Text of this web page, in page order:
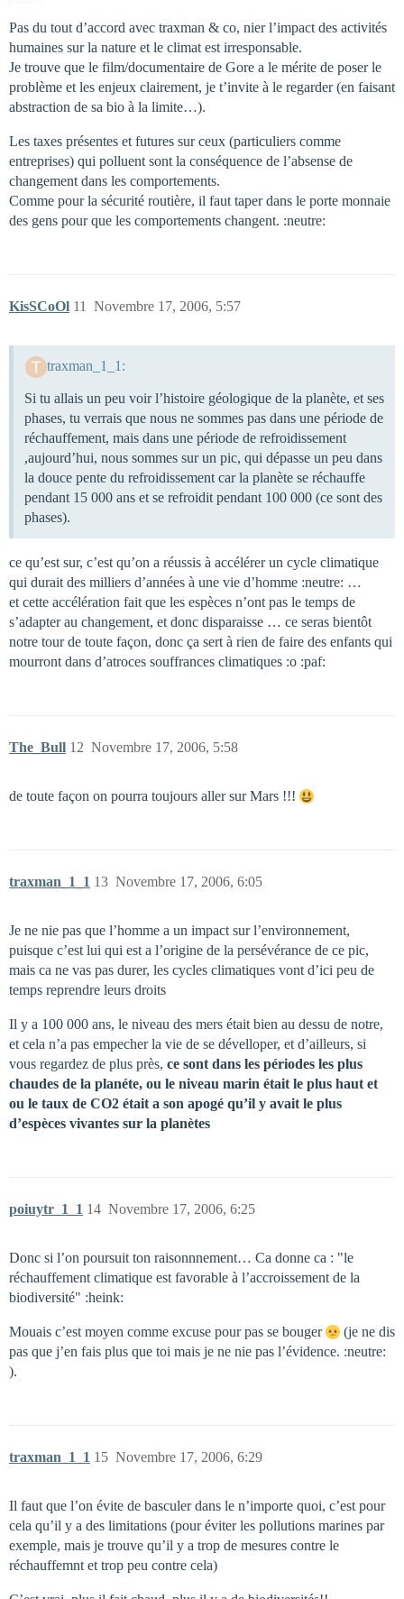
Pas du tout d’accord avec traxman & co, nier l’impact des activités
humaines sur la nature et le climat est irresponsable.
Je trouve que le film/documentaire de Gore a le mérite de poser le
problème et les enjeux clairement, je t’invite à le regarder (en faisant
abstraction de sa bio à la limite…).
Les taxes présentes et futures sur ceux (particuliers comme
entreprises) qui polluent sont la conséquence de l’absense de
changement dans les comportements.
Comme pour la sécurité routière, il faut taper dans le porte monnaie
des gens pour que les comportements changent. :neutre:
KisSCoOl Novembre 17, 2006, 5:57
11
traxman_1_1:
Si tu allais un peu voir l’histoire géologique de la planète, et ses
phases, tu verrais que nous ne sommes pas dans une période de
réchauffement, mais dans une période de refroidissement
,aujourd’hui, nous sommes sur un pic, qui dépasse un peu dans
la douce pente du refroidissement car la planète se réchauffe
pendant 15 000 ans et se refroidit pendant 100 000 (ce sont des
phases).
ce qu’est sur, c’est qu’on a réussis à accélérer un cycle climatique
qui durait des milliers d’années à une vie d’homme :neutre: …
et cette accélération fait que les espèces n’ont pas le temps de
s’adapter au changement, et donc disparaisse … ce seras bientôt
notre tour de toute façon, donc ça sert à rien de faire des enfants qui
mourront dans d’atroces souffrances climatiques :o :paf:
The_Bull Novembre 17, 2006, 5:58
12
de toute façon on pourra toujours aller sur Mars !!!
traxman_1_1 Novembre 17, 2006, 6:05
13
Je ne nie pas que l’homme a un impact sur l’environnement,
puisque c’est lui qui est a l’origine de la persévérance de ce pic,
mais ca ne vas pas durer, les cycles climatiques vont d’ici peu de
temps reprendre leurs droits
Il y a 100 000 ans, le niveau des mers était bien au dessu de notre,
et cela n’a pas empecher la vie de se dévelloper, et d’ailleurs, si
vous regardez de plus près, ce sont dans les périodes les plus
chaudes de la planéte, ou le niveau marin était le plus haut et
ou le taux de CO2 était a son apogé qu’il y avait le plus
d’espèces vivantes sur la planètes
poiuytr_1_1 Novembre 17, 2006, 6:25
14
Donc si l’on poursuit ton raisonnnement… Ca donne ca : "le
réchauffement climatique est favorable à l’accroissement de la
biodiversité" :heink:
Mouais c’est moyen comme excuse pour pas se bouger
(je ne dis
pas que j’en fais plus que toi mais je ne nie pas l’évidence. :neutre:
).
traxman_1_1 Novembre 17, 2006, 6:29
15
Il faut que l’on évite de basculer dans le n’importe quoi, c’est pour
cela qu’il y a des limitations (pour éviter les pollutions marines par
exemple, mais je trouve qu’il y a trop de mesures contre le
réchauffemnt et trop peu contre cela)